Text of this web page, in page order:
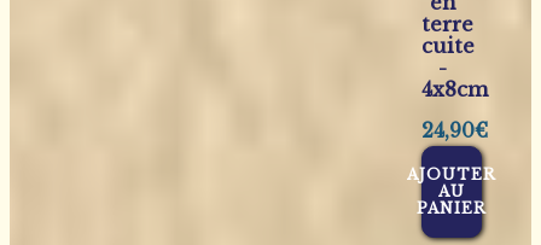
terre
cuite
-
4x8cm
24,90€
AJOUTER
AU
PANIER